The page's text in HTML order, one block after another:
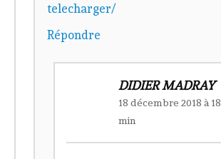
telecharger/
Répondre
DIDIER MADRAY
18 décembre 2018 à
min